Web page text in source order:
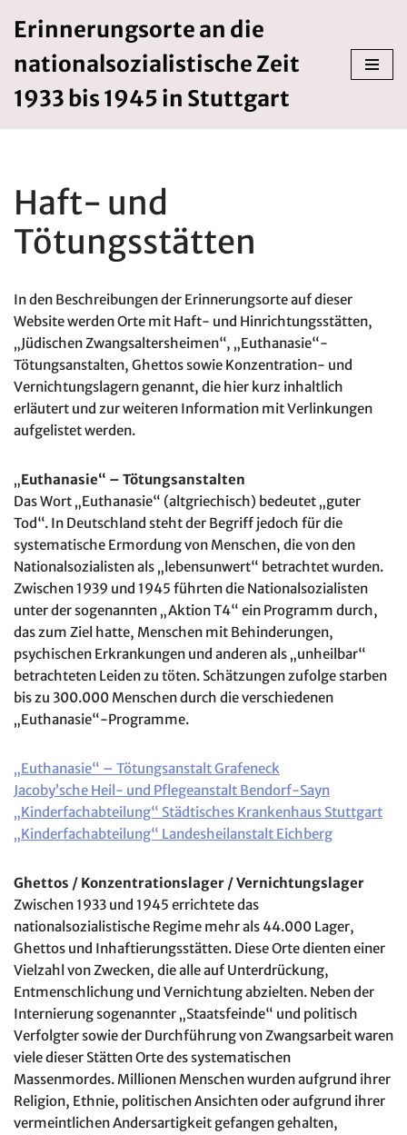
Inhalt
springen
Erinnerungsorte an die
nationalsozialistische Zeit
1933 bis 1945 in Stuttgart
Haft- und
Tötungsstätten
In den Beschreibungen der Erinnerungsorte auf dieser
Website werden Orte mit Haft- und Hinrichtungsstätten,
„Jüdischen Zwangsaltersheimen“, „Euthanasie“-
Tötungsanstalten, Ghettos sowie Konzentration- und
Vernichtungslagern genannt, die hier kurz inhaltlich
erläutert und zur weiteren Information mit Verlinkungen
aufgelistet werden.
„Euthanasie“ – Tötungsanstalten
Das Wort „Euthanasie“ (altgriechisch) bedeutet „guter
Tod“. In Deutschland steht der Begriff jedoch für die
systematische Ermordung von Menschen, die von den
Nationalsozialisten als „lebensunwert“ betrachtet wurden.
Zwischen 1939 und 1945 führten die Nationalsozialisten
unter der sogenannten „Aktion T4“ ein Programm durch,
das zum Ziel hatte, Menschen mit Behinderungen,
psychischen Erkrankungen und anderen als „unheilbar“
betrachteten Leiden zu töten. Schätzungen zufolge starben
bis zu 300.000 Menschen durch die verschiedenen
„Euthanasie“-Programme.
„Euthanasie“ – Tötungsanstalt Grafeneck
Jacoby’sche Heil- und Pflegeanstalt Bendorf-Sayn
„Kinderfachabteilung“ Städtisches Krankenhaus Stuttgart
„Kinderfachabteilung“ Landesheilanstalt Eichberg
Ghettos / Konzentrationslager / Vernichtungslager
Zwischen 1933 und 1945 errichtete das
nationalsozialistische Regime mehr als 44.000 Lager,
Ghettos und Inhaftierungsstätten. Diese Orte dienten einer
Vielzahl von Zwecken, die alle auf Unterdrückung,
Entmenschlichung und Vernichtung abzielten. Neben der
Internierung sogenannter „Staatsfeinde“ und politisch
Verfolgter sowie der Durchführung von Zwangsarbeit waren
viele dieser Stätten Orte des systematischen
Massenmordes. Millionen Menschen wurden aufgrund ihrer
Religion, Ethnie, politischen Ansichten oder aufgrund ihrer
vermeintlichen Andersartigkeit gefangen gehalten,